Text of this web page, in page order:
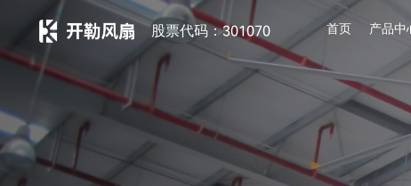
股票代码：301070 首页 产品中